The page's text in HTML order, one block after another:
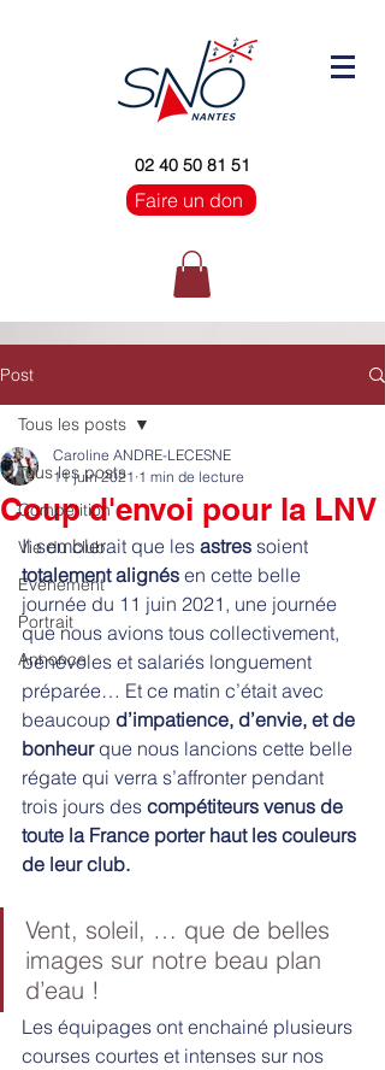
02 40 50 81 51
Faire un don
Post
Tous les posts
Compétition
Vie du club
Evènement
Portrait
Annonce
Tous les posts
Coup d'envoi pour la LNV
Caroline ANDRE-LECESNE
11 juin 2021 1 min de lecture
Il semblerait que les astres soient
totalement alignés en cette belle
journée du 11 juin 2021, une journée
que nous avions tous collectivement,
bénévoles et salariés longuement
préparée… Et ce matin c’était avec
beaucoup d’impatience, d’envie, et de
bonheur que nous lancions cette belle
régate qui verra s’affronter pendant
trois jours des compétiteurs venus de
toute la France porter haut les couleurs
de leur club.
Vent, soleil, … que de belles
images sur notre beau plan
d’eau !
Les équipages ont enchainé plusieurs
courses courtes et intenses sur nos